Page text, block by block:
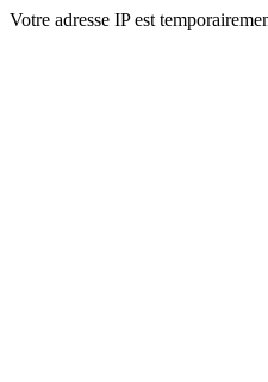
Votre adresse IP est